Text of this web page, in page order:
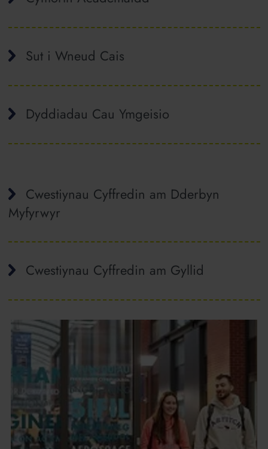
Sut i Wneud Cais
Dyddiadau Cau Ymgeisio
Cwestiynau Cyffredin am Dderbyn
Myfyrwyr
Cwestiynau Cyffredin am Gyllid